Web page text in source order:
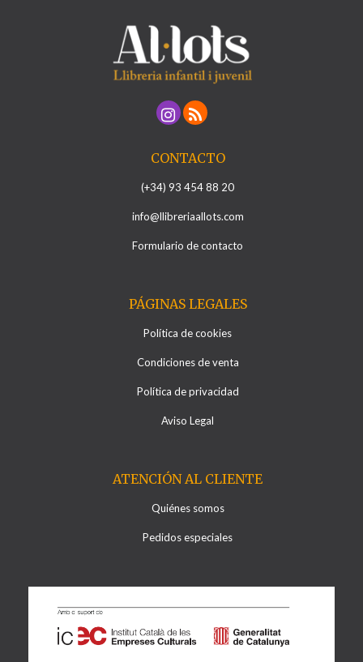
CONTACTO
(+34) 93 454 88 20
info@llibreriaallots.com
Formulario de contacto
PÁGINAS LEGALES
Política de cookies
Condiciones de venta
Política de privacidad
Aviso Legal
ATENCIÓN AL CLIENTE
Quiénes somos
Pedidos especiales